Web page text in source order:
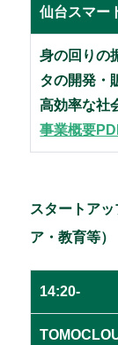
仙台スマー
身の回りの
タの開発・
高効率な社
事業概要
スタートア
ア・教育等）
14:20-